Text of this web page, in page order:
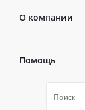
О компании
Новости
Политика
Помощь
Коллекции